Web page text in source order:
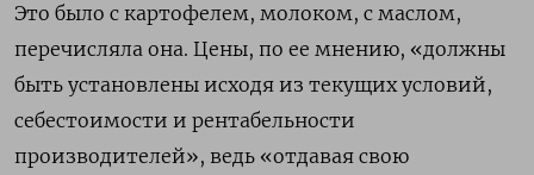
Это было с картофелем, молоком, с маслом,
перечисляла она. Цены, по ее мнению, «должны
быть установлены исходя из текущих условий,
себестоимости и рентабельности
производителей», ведь «отдавая свою